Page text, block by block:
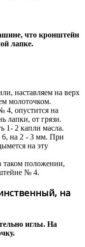
что кронштейн
лапке.
наставляем на верх
молоточком.
4, опустится на
лапки, от грязи.
1- 2 капли масла.
на 2 - 3 мм. При
на эту
таком положении,
№ 4.
на
иглы. На